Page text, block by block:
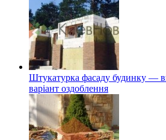
Штукатурка фасаду будинку —
варіант оздоблення